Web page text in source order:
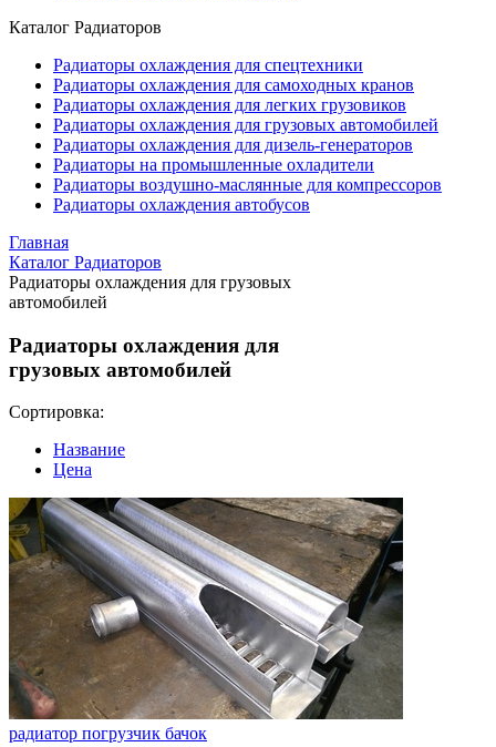
Каталог Радиаторов
Радиаторы охлаждения для спецтехники
Радиаторы охлаждения для самоходных кранов
Радиаторы охлаждения для легких грузовиков
Радиаторы охлаждения для грузовых автомобилей
Радиаторы охлаждения для дизель-генераторов
Радиаторы на промышленные охладители
Радиаторы воздушно-маслянные для компрессоров
Радиаторы охлаждения автобусов
Главная
Каталог Радиаторов
Радиаторы охлаждения для грузовых
автомобилей
Радиаторы охлаждения для
грузовых автомобилей
Сортировка:
Название
Цена
радиатор погрузчик бачок